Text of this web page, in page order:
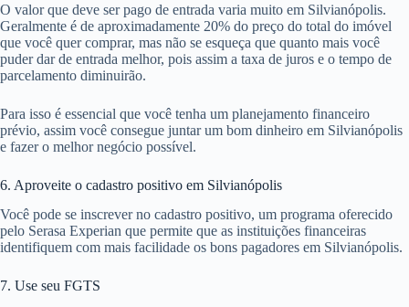
O valor que deve ser pago de entrada varia muito em Silvianópolis.
Geralmente é de aproximadamente 20% do preço do total do imóvel
que você quer comprar, mas não se esqueça que quanto mais você
puder dar de entrada melhor, pois assim a taxa de juros e o tempo de
parcelamento diminuirão.
Para isso é essencial que você tenha um planejamento financeiro
prévio, assim você consegue juntar um bom dinheiro em Silvianópolis
e fazer o melhor negócio possível.
6. Aproveite o cadastro positivo em Silvianópolis
Você pode se inscrever no cadastro positivo, um programa oferecido
pelo Serasa Experian que permite que as instituições financeiras
identifiquem com mais facilidade os bons pagadores em Silvianópolis.
7. Use seu FGTS